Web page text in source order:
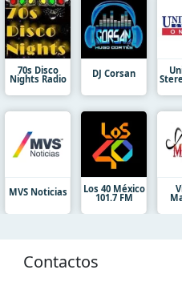
70s Disco
Nights Radio DJ Corsan
MVS Noticias Los 40 México
101.7 FM
Contactos